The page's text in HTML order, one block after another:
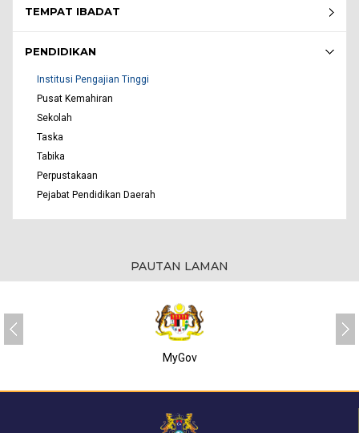
TEMPAT IBADAT
PENDIDIKAN
Institusi Pengajian Tinggi
Pusat Kemahiran
Sekolah
Taska
Tabika
Perpustakaan
Pejabat Pendidikan Daerah
PAUTAN LAMAN
MyGov